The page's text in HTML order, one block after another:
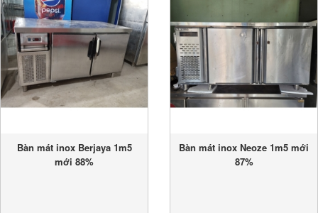
Bàn mát inox Berjaya 1m5
mới 88%
Bàn mát inox Neoze 1m5 mới
87%